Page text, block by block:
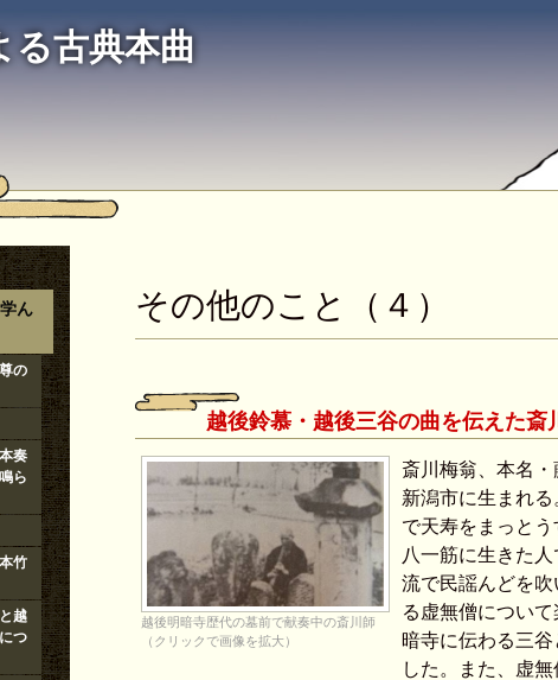
る古典本曲
ん
の
奏
ら
竹
越
つ
その他のこと（４）
越後鈴慕・越後三谷の曲を伝えた斎
斎川梅翁、本名
新潟市に生まれ
で天寿をまっと
八一筋に生きた
流で民謡んどを
る虚無僧につい
暗寺に伝わる三
した。また、虚
越後明暗寺歴代の墓前で献奏中の斎川師
（クリックで画像を拡大）